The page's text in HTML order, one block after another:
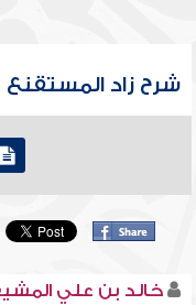
شرح زاد المستقنع
خالد بن علي